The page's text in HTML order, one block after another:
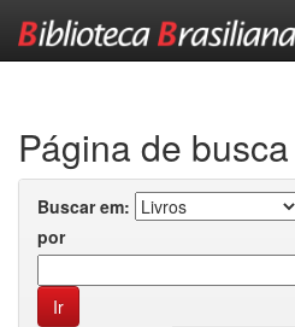
Página de busca
Buscar em:
por